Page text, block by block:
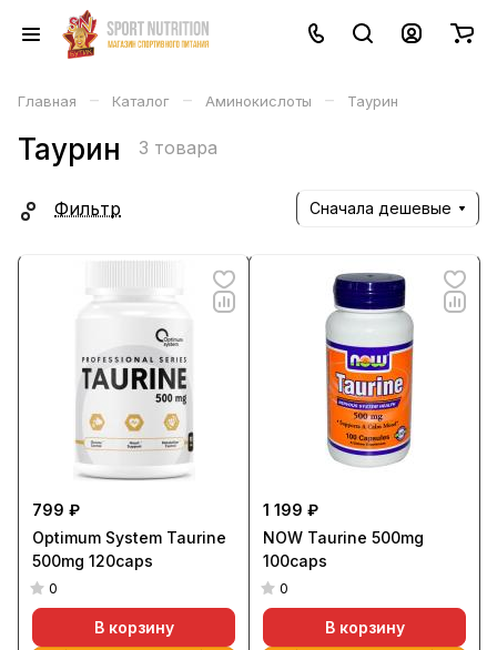
Главная – Каталог – Аминокислоты – Таурин
Таурин 3 товара
Фильтр Сначала дешевые
799 ₽
Optimum System Taurine
500mg 120caps
0
В корзину
1 199 ₽
NOW Taurine 500mg
100caps
0
В корзину